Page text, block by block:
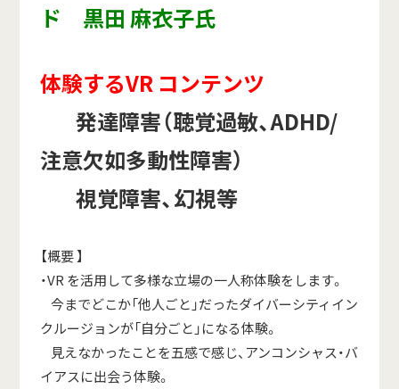
ド 黒田 麻衣子氏
体験するVR コンテンツ
発達障害（聴覚過敏、ADHD/
注意欠如多動性障害）
視覚障害、幻視等
【概要 】
・VR を活用して多様な立場の一人称体験をします。
今までどこか「他人ごと」だったダイバーシティイン
クルージョンが「自分ごと」になる体験。
見えなかったことを五感で感じ、アンコンシャス・バ
イアスに出会う体験。